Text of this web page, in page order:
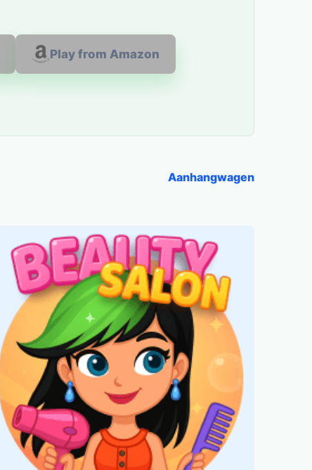
Play from Amazon
Aanhangwagen